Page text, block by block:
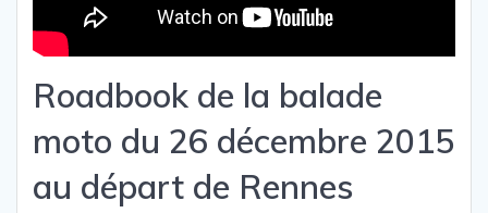
Roadbook de la balade
moto du 26 décembre 2015
au départ de Rennes